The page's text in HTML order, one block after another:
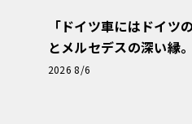
「ドイツ車にはドイツ
とメルセデスの深い縁
と、Cクラスで味わうシ
2026 8/6